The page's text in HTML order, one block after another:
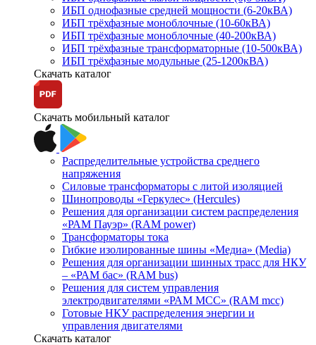
ИБП однофазные средней мощности (6-20кВА)
ИБП трёхфазные моноблочные (10-60кВА)
ИБП трёхфазные моноблочные (40-200кВА)
ИБП трёхфазные трансформаторные (10-500кВА)
ИБП трёхфазные модульные (25-1200кВА)
Скачать каталог
Скачать мобильный каталог
Распределительные устройства среднего
напряжения
Силовые трансформаторы с литой изоляцией
Шинопроводы «Геркулес» (Hercules)
Решения для организации систем распределения
«РАМ Пауэр» (RAM power)
Трансформаторы тока
Гибкие изолированные шины «Медиа» (Media)
Решения для организации шинных трасс для НКУ
– «РАМ бас» (RAM bus)
Решения для систем управления
электродвигателями «РАМ МСС» (RAM mcc)
Готовые НКУ распределения энергии и
управления двигателями
Скачать каталог